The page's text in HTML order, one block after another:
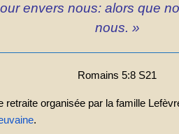
envers nous: alors que
nous. »
Romains 5:8 S21
organisée par la famille
.